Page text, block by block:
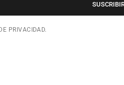
PRIVACIDAD.